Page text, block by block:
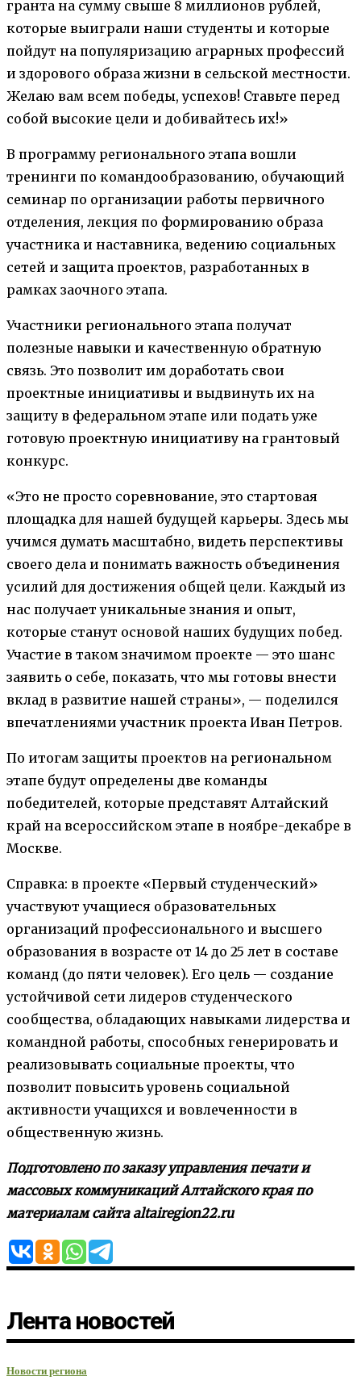
гранта на сумму свыше 8 миллионов рублей,
которые выиграли наши студенты и которые
пойдут на популяризацию аграрных профессий
и здорового образа жизни в сельской местности.
Желаю вам всем победы, успехов! Ставьте перед
собой высокие цели и добивайтесь их!»
В программу регионального этапа вошли
тренинги по командообразованию, обучающий
семинар по организации работы первичного
отделения, лекция по формированию образа
участника и наставника, ведению социальных
сетей и защита проектов, разработанных в
рамках заочного этапа.
Участники регионального этапа получат
полезные навыки и качественную обратную
связь. Это позволит им доработать свои
проектные инициативы и выдвинуть их на
защиту в федеральном этапе или подать уже
готовую проектную инициативу на грантовый
конкурс.
«Это не просто соревнование, это стартовая
площадка для нашей будущей карьеры. Здесь мы
учимся думать масштабно, видеть перспективы
своего дела и понимать важность объединения
усилий для достижения общей цели. Каждый из
нас получает уникальные знания и опыт,
которые станут основой наших будущих побед.
Участие в таком значимом проекте — это шанс
заявить о себе, показать, что мы готовы внести
вклад в развитие нашей страны», — поделился
впечатлениями участник проекта Иван Петров.
По итогам защиты проектов на региональном
этапе будут определены две команды
победителей, которые представят Алтайский
край на всероссийском этапе в ноябре-декабре в
Москве.
Справка: в проекте «Первый студенческий»
участвуют учащиеся образовательных
организаций профессионального и высшего
образования в возрасте от 14 до 25 лет в составе
команд (до пяти человек). Его цель — создание
устойчивой сети лидеров студенческого
сообщества, обладающих навыками лидерства и
командной работы, способных генерировать и
реализовывать социальные проекты, что
позволит повысить уровень социальной
активности учащихся и вовлеченности в
общественную жизнь.
Подготовлено по заказу управления печати и
массовых коммуникаций Алтайского края по
материалам сайта altairegion22.ru
Лента новостей
Новости региона